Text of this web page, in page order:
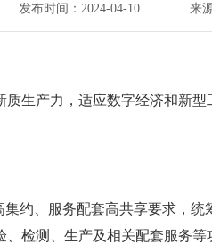
发布时间：2024-04-10 来源
产力，适应数字经济和新型
、服务配套高共享要求，统
检测、生产及相关配套服务